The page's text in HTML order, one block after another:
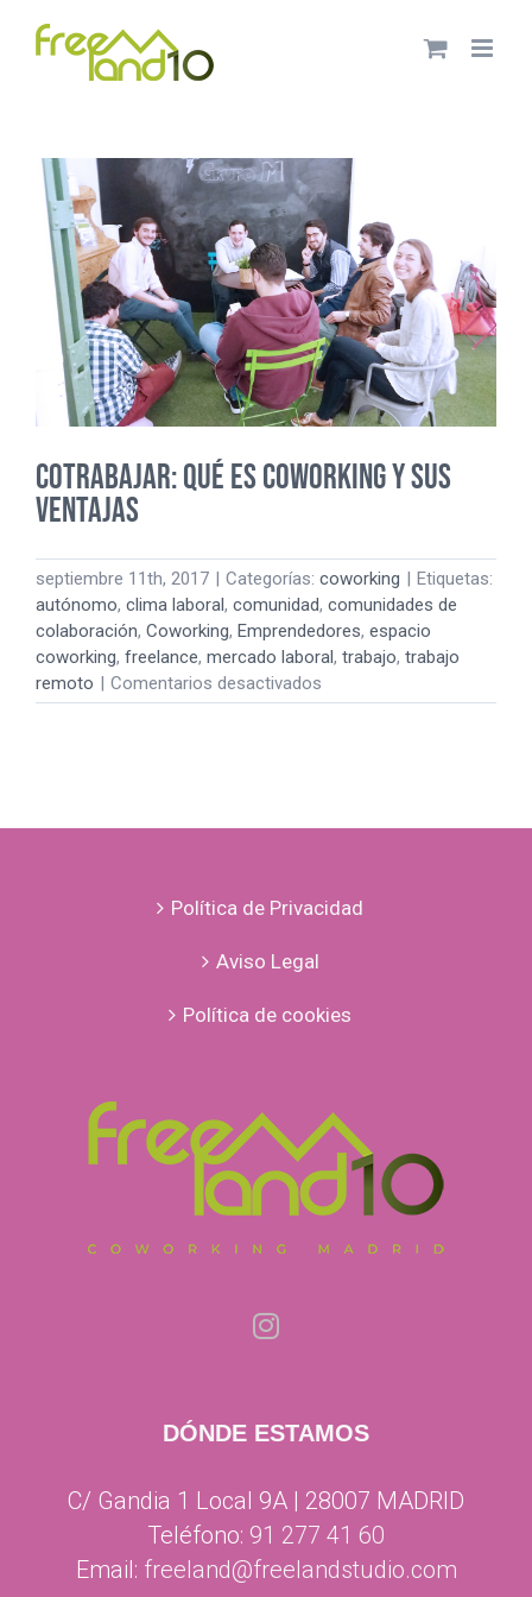
COTRABAJAR: QUÉ ES COWORKING Y SUS
VENTAJAS
septiembre 11th, 2017 Categorías: coworking
Etiquetas:
autónomo, clima laboral, comunidad, comunidades de
colaboración, Coworking, Emprendedores, espacio
coworking, freelance, mercado laboral, trabajo, trabajo
remoto
Comentarios desactivados
COTRABAJAR:
Política de Privacidad
Aviso Legal
Política de cookies
DÓNDE ESTAMOS
C/ Gandia 1 Local 9A | 28007 MADRID
Teléfono: 91 277 41 60
Email: freeland@freelandstudio.com